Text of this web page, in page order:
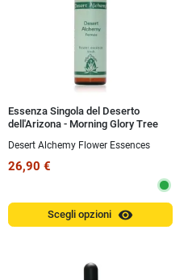
Essenza Singola del Deserto
dell'Arizona - Morning Glory Tree
Desert Alchemy Flower Essences
26,90 €
Scegli opzioni visibility